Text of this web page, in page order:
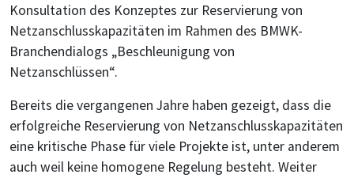
Konsultation des Konzeptes zur Reservierung von
Netzanschlusskapazitäten im Rahmen des BMWK-
Branchendialogs „Beschleunigung von
Netzanschlüssen“.
Bereits die vergangenen Jahre haben gezeigt, dass die
erfolgreiche Reservierung von Netzanschlusskapazitäten
eine kritische Phase für viele Projekte ist, unter anderem
auch weil keine homogene Regelung besteht. Weiter